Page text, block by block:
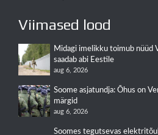
Viimased lood
Midagi imelikku toimub nüüd
saadab abi Eestile
aug 6, 2026
Soome asjatundja: Õhus on
märgid
aug 6, 2026
Soomes tegutsevas